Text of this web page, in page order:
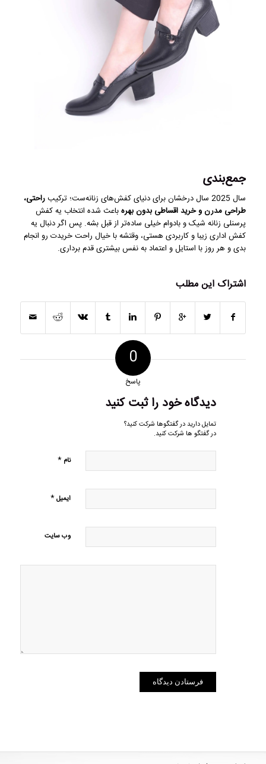
جمع‌بندی
سال 2025 سال درخشان برای دنیای کفش‌های زنانه‌ست؛ ترکیب
راحتی،
طراحی مدرن و خرید اقساطی بدون بهرهباعث شده انتخاب یه کفش
پرسنلی زنانه شیک و بادوام خیلی ساده‌تر از قبل بشه. پس اگر دنبال یه
کفش اداری زیبا و کاربردی هستی، وقتشه با خیال راحت خریدت رو انجام
بدی و هر روز با استایل و اعتماد به نفس بیشتری قدم برداری.
اشتراک این مطلب
0
پاسخ
دیدگاه خود را ثبت کنید
تمایل دارید در گفتگوها شرکت کنید؟
در گفتگو ها شرکت کنید.
نام *
ایمیل*
وب‌ سایت